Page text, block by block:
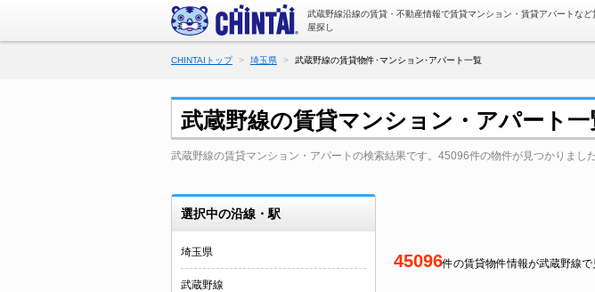
武蔵野線沿線の賃貸・不動産情報で賃貸マンション・賃貸アパートなど
屋探し
CHINTAIトップ 埼玉県 武蔵野線の賃貸物件･マンション･アパート一覧
武蔵野線の賃貸マンション・アパート一
武蔵野線の賃貸マンション・アパートの検索結果です。45096件の物件が見つかりまし
選択中の沿線・駅
埼玉県
武蔵野線
45096件の賃貸物件情報が武蔵野線で